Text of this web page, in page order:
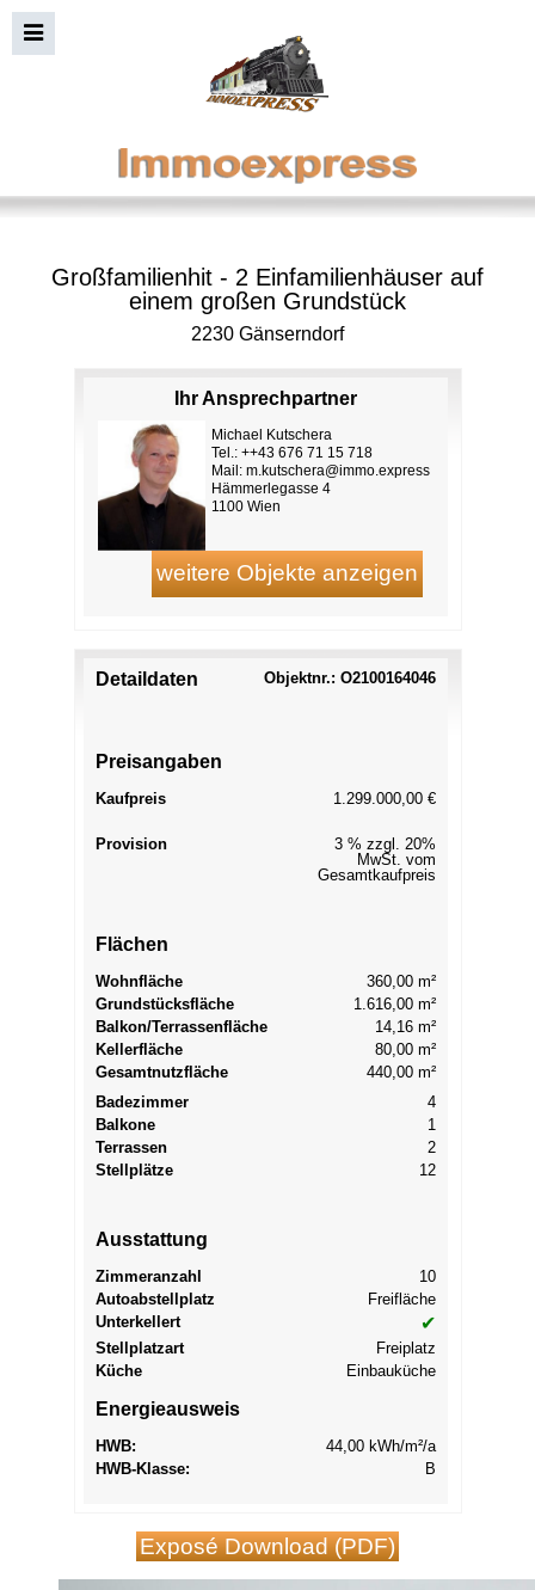
Großfamilienhit - 2 Einfamilienhäuser auf
einem großen Grundstück
2230 Gänserndorf
Ihr Ansprechpartner
Michael Kutschera
Tel.: ++43 676 71 15 718
Mail: m.kutschera@immo.express
Hämmerlegasse 4
1100 Wien
Detaildaten Objektnr.: O2100164046
Preisangaben
Kaufpreis 1.299.000,00 €
Provision
3 % zzgl. 20%
MwSt. vom
Gesamtkaufpreis
Flächen
Wohnfläche
360,00 m²
Grundstücksfläche
1.616,00 m²
Balkon/Terrassenfläche
14,16 m²
Kellerfläche
80,00 m²
Gesamtnutzfläche
440,00 m²
Badezimmer
4
Balkone
1
Terrassen
2
Stellplätze
12
Ausstattung
Zimmeranzahl
10
Autoabstellplatz
Freifläche
Unterkellert
✔
Stellplatzart
Freiplatz
Küche
Einbauküche
Energieausweis
HWB:
44,00 kWh/m²/a
HWB-Klasse:
B
Exposé Download (PDF)